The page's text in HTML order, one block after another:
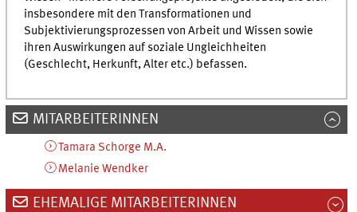
insbesondere mit den Transformationen und
Subjektivierungsprozessen von Arbeit und Wissen sowie
ihren Auswirkungen auf soziale Ungleichheiten
(Geschlecht, Herkunft, Alter etc.) befassen.
MITARBEITERINNEN
Tamara Schorge M.A.
Melanie Wendker
EHEMALIGE MITARBEITERINNEN